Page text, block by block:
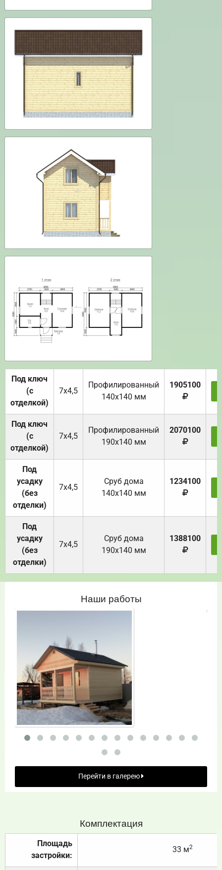
Под ключ
(с
отделкой)
7х4,5
Профилированный
140х140 мм
1905100
Под ключ
(с
отделкой)
7х4,5
Профилированный
190х140 мм
2070100
Под
усадку
(без
отделки)
7х4,5
Cруб дома
140х140 мм
1234100
Под
усадку
(без
отделки)
7х4,5
Cруб дома
190х140 мм
1388100
Наши работы
Перейти в галерею
Комплектация
Площадь
застройки:
33 м2